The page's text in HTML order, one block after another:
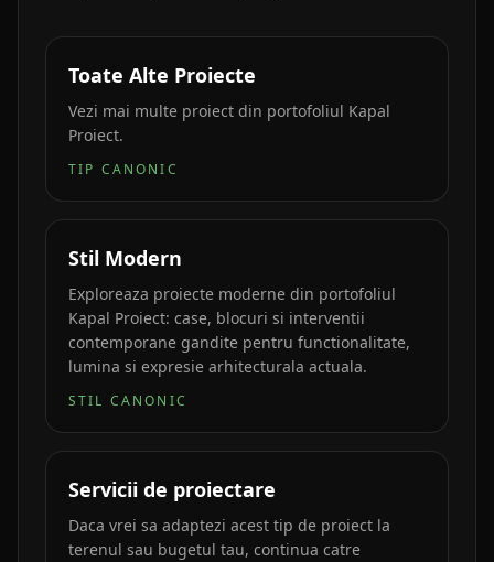
Toate Alte Proiecte
Vezi mai multe proiect din portofoliul Kapal
Proiect.
TIP CANONIC
Stil Modern
Exploreaza proiecte moderne din portofoliul
Kapal Proiect: case, blocuri si interventii
contemporane gandite pentru functionalitate,
lumina si expresie arhitecturala actuala.
STIL CANONIC
Servicii de proiectare
Daca vrei sa adaptezi acest tip de proiect la
terenul sau bugetul tau, continua catre